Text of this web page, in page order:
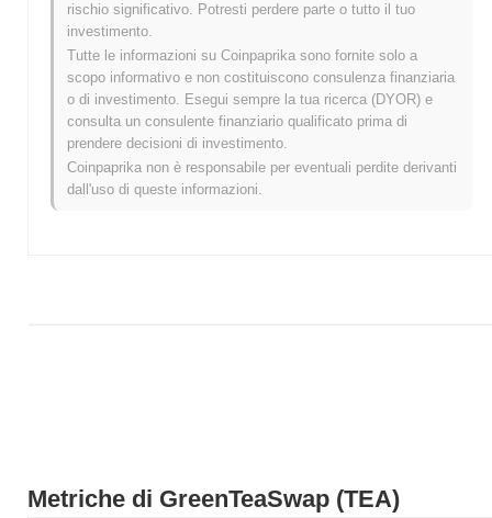
Metriche di GreenTeaSwap (TEA)
benefits such as reduced trading fees or access to exclusive features
within the GreenTeaSwap ecosystem. Liquidity pools are a
fundamental aspect of decentralized exchanges like GreenTeaSwap.
Users can contribute their tokens to liquidity pools to earn rewards in
the form of TEA tokens. This mechanism incentivizes participation and
helps to ensure sufficient liquidity for traders. GreenTeaSwap likely
offers features such as yield farming and staking to further incentivize
users to participate in the ecosystem and earn rewards. The platform's
user interface is designed to be intuitive and easy to use, making it
accessible to both experienced DeFi users and newcomers to the
space. By simplifying the trading process and providing clear
rischio significativo. Potresti perdere parte o tutto il tuo
investimento.
Tutte le informazioni su Coinpaprika sono fornite solo a
scopo informativo e non costituiscono consulenza finanziaria
o di investimento. Esegui sempre la tua ricerca (DYOR) e
consulta un consulente finanziario qualificato prima di
prendere decisioni di investimento.
Coinpaprika non è responsabile per eventuali perdite derivanti
dall'uso di queste informazioni.